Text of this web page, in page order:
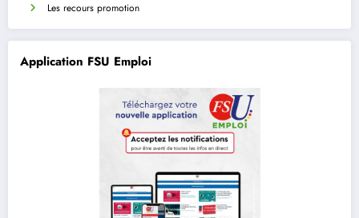
Les recours promotion
Application FSU Emploi